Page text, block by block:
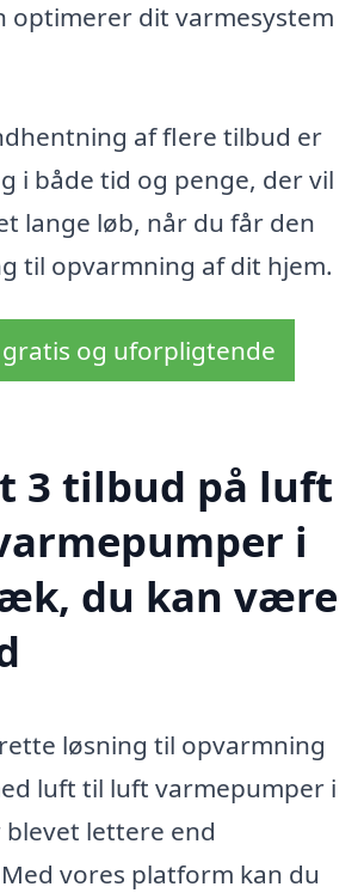
optimerer dit varmesystem
af flere tilbud er
i både tid og penge, der vil
lange løb, når du får den
til opvarmning af dit hjem.
gratis og uforpligtende
3 tilbud på luft
i
du kan være
løsning til opvarmning
luft til luft varmepumper i
lettere end
vores platform kan du